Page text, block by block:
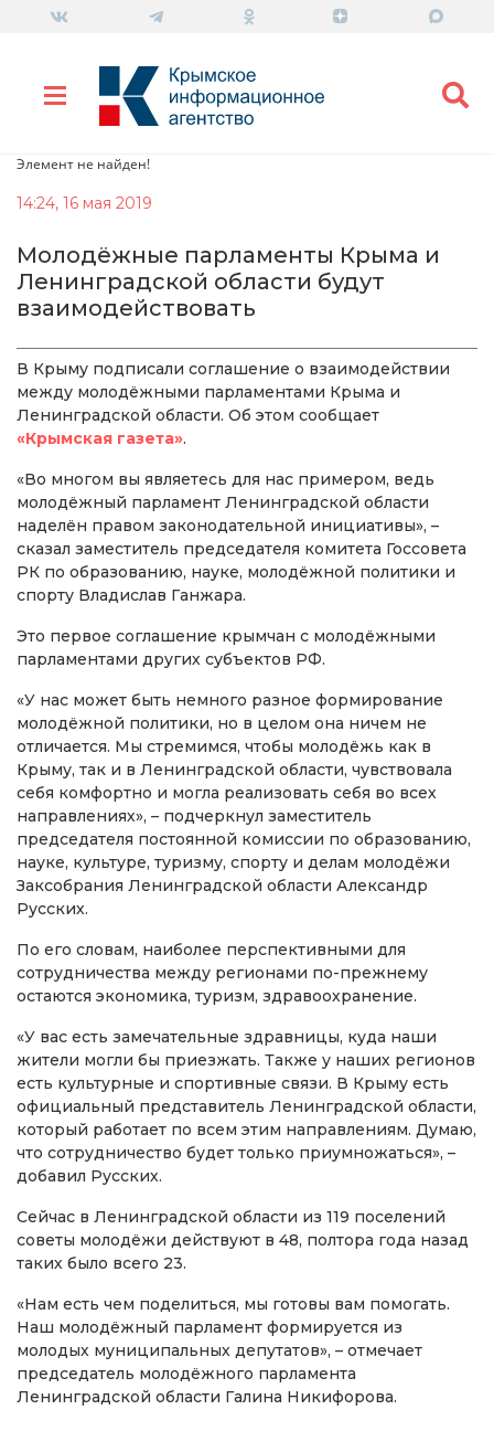
Элемент не найден!
14:24, 16 мая 2019
Молодёжные парламенты Крыма и
Ленинградской области будут
взаимодействовать
В Крыму подписали соглашение о взаимодействии
между молодёжными парламентами Крыма и
Ленинградской области. Об этом сообщает
«Крымская газета».
«Во многом вы являетесь для нас примером, ведь
молодёжный парламент Ленинградской области
наделён правом законодательной инициативы», –
сказал заместитель председателя комитета Госсовета
РК по образованию, науке, молодёжной политики и
спорту Владислав Ганжара.
Это первое соглашение крымчан с молодёжными
парламентами других субъектов РФ.
«У нас может быть немного разное формирование
молодёжной политики, но в целом она ничем не
отличается. Мы стремимся, чтобы молодёжь как в
Крыму, так и в Ленинградской области, чувствовала
себя комфортно и могла реализовать себя во всех
направлениях», – подчеркнул заместитель
председателя постоянной комиссии по образованию,
науке, культуре, туризму, спорту и делам молодёжи
Заксобрания Ленинградской области Александр
Русских.
По его словам, наиболее перспективными для
сотрудничества между регионами по-прежнему
остаются экономика, туризм, здравоохранение.
«У вас есть замечательные здравницы, куда наши
жители могли бы приезжать. Также у наших регионов
есть культурные и спортивные связи. В Крыму есть
официальный представитель Ленинградской области,
который работает по всем этим направлениям. Думаю,
что сотрудничество будет только приумножаться», –
добавил Русских.
Сейчас в Ленинградской области из 119 поселений
советы молодёжи действуют в 48, полтора года назад
таких было всего 23.
«Нам есть чем поделиться, мы готовы вам помогать.
Наш молодёжный парламент формируется из
молодых муниципальных депутатов», – отмечает
председатель молодёжного парламента
Ленинградской области Галина Никифорова.